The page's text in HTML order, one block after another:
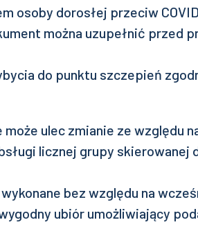
osoby dorosłej przeciw
można uzupełnić przed
do punktu szczepień
ulec zmianie ze względu
licznej grupy skierowanej
bez względu na
ubiór umożliwiający